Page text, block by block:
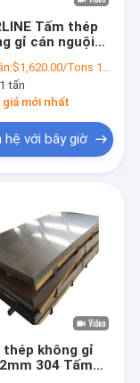
Tấm thép
gỉ cán nguội
SS 3mm
$1,620.00/Tons 1-9 Tons
1 tấn
giá mới nhất
hệ với bây giờ
thép không gỉ
304 Tấm